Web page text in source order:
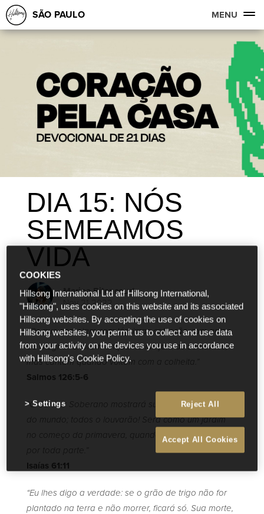
SÃO PAULO MENU
DIA 15: NÓS
SEMEAMOS
VIDA
Marina Bitencourt
Nov 21 2022
“Os que semeiam com lágrimas colherão com gritos
de alegria. Choram enquanto lançam as sementes,
mas cantam quando voltam com a colheita.”
Salmos 126:5-6
“O Senhor Soberano mostrará sua justiça às nações
do mundo; todos o louvarão! Será como um jardim
no começo da primavera, quando as plantas brotam
por toda parte.”
Isaías 61:11
“Eu lhes digo a verdade: se o grão de trigo não for
plantado na terra e não morrer, ficará só. Sua morte,
COOKIES
Hillsong International Ltd atf Hillsong International,
"Hillsong", uses cookies on this website and its associated
Hillsong websites. By accepting the use of cookies on
Hillsong websites, you permit us to collect and use data
from your activity on the devices you use in accordance
with Hillsong's Cookie Policy.
Reject All
Accept All Cookies
Settings